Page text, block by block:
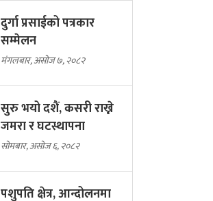
दुर्गा प्रसाईको पत्रकार
सम्मेलन
मंगलबार, असोज ७, २०८२
सुरु भयो दशैं, कसरी राख्ने
जमरा र घटस्थापना
सोमबार, असोज ६, २०८२
पशुपति क्षेत्र, आन्दोलनमा